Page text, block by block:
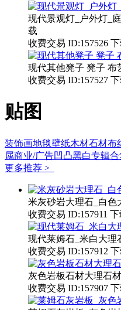
现代景观灯_户外灯_
载
收费交易 ID:157526
现代其他凳子 凳子 布
收费交易 ID:157527
贴图
装饰画地毯壁纸木材石材布
属商业/广告凹凸黑白专辑合
更多推荐 >
米灰砂岩大理石_白色
收费交易 ID:157911 下
现代莱姆石_米白大理
收费交易 ID:157912
灰色岩板石材大理石
收费交易 ID:157907